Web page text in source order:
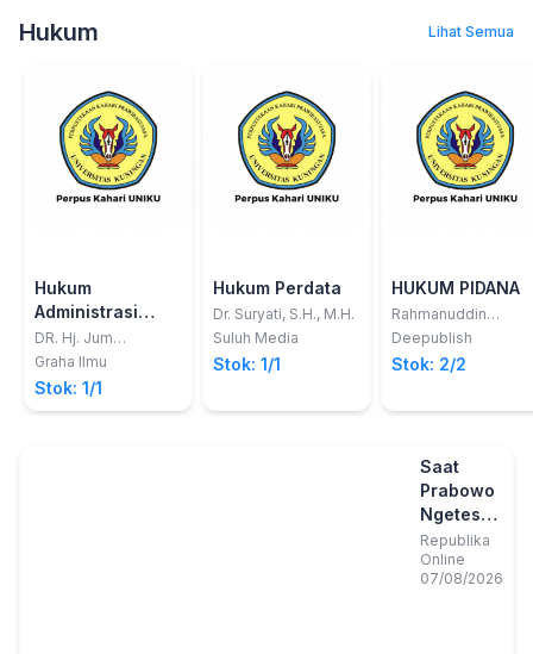
Hukum Lihat Semua
Hukum
Administrasi
Negara
DR. Hj. Jum
Anggriani, S.H., M.H.
Graha Ilmu
Stok: 1/1
Hukum Perdata
Dr. Suryati, S.H., M.H.
Suluh Media
Stok: 1/1
HUKUM PIDANA
Rahmanuddin
Tomalili
Deepublish
Stok: 2/2
Saat
Prabowo
Ngetes
Kekuatan
Genting
Buatan
Republika
Online
07/08/2026